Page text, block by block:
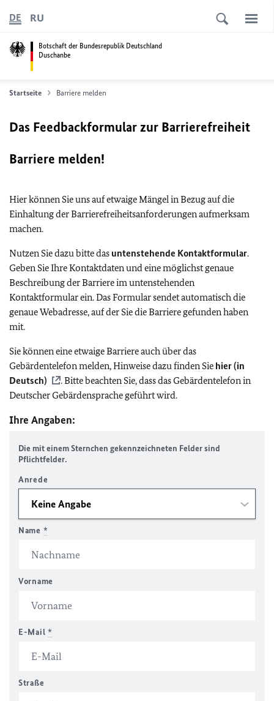
Botschaft der Bundesrepublik Deutschland
Duschanbe
DE RU
Startseite Barriere melden
Das Feedbackformular zur Barrierefreiheit
Barriere melden!
Hier können Sie uns auf etwaige Mängel in Bezug auf die
Einhaltung der Barrierefreiheitsanforderungen aufmerksam
machen.
Nutzen Sie dazu bitte das untenstehende Kontaktformular.
Geben Sie Ihre Kontaktdaten und eine möglichst genaue
Beschreibung der Barriere im untenstehenden
Kontaktformular ein. Das Formular sendet automatisch die
genaue Webadresse, auf der Sie die Barriere gefunden haben
mit.
Sie können eine etwaige Barriere auch über das
Gebärdentelefon melden, Hinweise dazu finden Sie hier (in
Deutsch)
. Bitte beachten Sie, dass das Gebärdentelefon in
Deutscher Gebärdensprache geführt wird.
Ihre Angaben:
Die mit einem Sternchen gekennzeichneten Felder sind
Pflichtfelder.
Anrede
Name *
Vorname
E-Mail *
Straße